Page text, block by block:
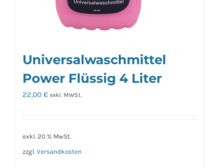
Universalwaschmittel
Power Flüssig 4 Liter
22,00 € exkl. MWSt.
exkl. 20 % MwSt.
zzgl. Versandkosten